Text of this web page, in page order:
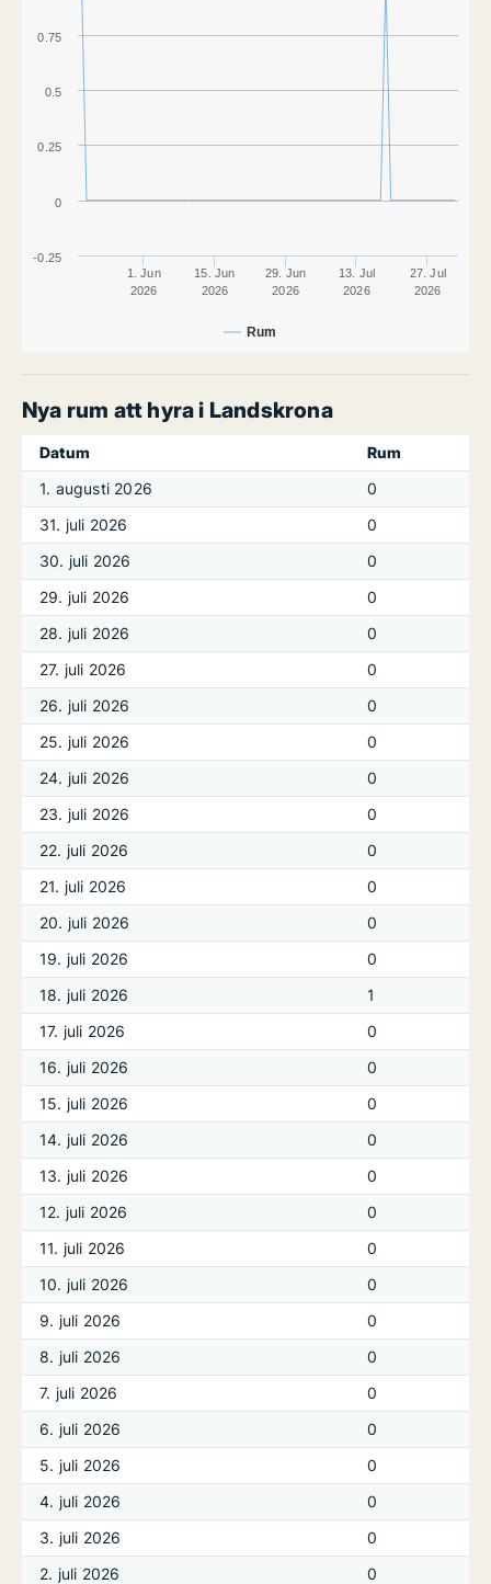
Rum
1. Jun
2026
15. Jun
2026
29. Jun
2026
13. Jul
2026
27. Jul
2026
0
-0.25
0.25
0.5
0.75
Nya rum att hyra i Landskrona
Datum
Rum
1. augusti 2026
0
31. juli 2026
0
30. juli 2026
0
29. juli 2026
0
28. juli 2026
0
27. juli 2026
0
26. juli 2026
0
25. juli 2026
0
24. juli 2026
0
23. juli 2026
0
22. juli 2026
0
21. juli 2026
0
20. juli 2026
0
19. juli 2026
0
18. juli 2026
1
17. juli 2026
0
16. juli 2026
0
15. juli 2026
0
14. juli 2026
0
13. juli 2026
0
12. juli 2026
0
11. juli 2026
0
10. juli 2026
0
9. juli 2026
0
8. juli 2026
0
7. juli 2026
0
6. juli 2026
0
5. juli 2026
0
4. juli 2026
0
3. juli 2026
0
2. juli 2026
0